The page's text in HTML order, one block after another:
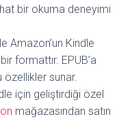
bir okuma deneyimi
Amazon’un Kindle
formattır. EPUB’a
özellikler sunar.
için geliştirdiği özel
mağazasından satın